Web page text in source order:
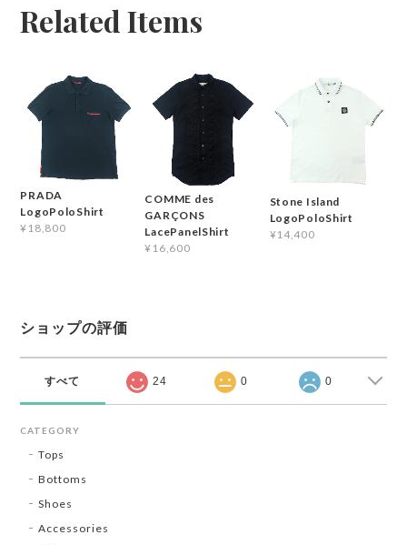
Related Items
PRADA
LogoPoloShirt
¥18,800
COMME des
GARÇONS
LacePanelShirt
¥16,600
Stone Island
LogoPoloShirt
¥14,400
ショップの評価
すべて 24 0 0
CATEGORY
Tops
Bottoms
Shoes
Accessories